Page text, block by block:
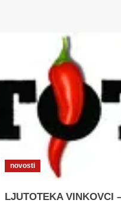
SJAJAN
COCKTAIL
BAR
VINKOVCIMA
novosti
LJUTOTEKA VINKOVCI